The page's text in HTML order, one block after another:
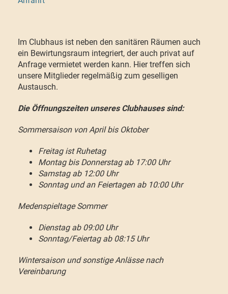
Im Clubhaus ist neben den sanitären Räumen auch
ein Bewirtungsraum integriert, der auch privat auf
Anfrage vermietet werden kann. Hier treffen sich
unsere Mitglieder regelmäßig zum geselligen
Austausch.
Die Öffnungszeiten unseres Clubhauses sind:
Sommersaison von April bis Oktober
Freitag ist Ruhetag
Montag bis Donnerstag ab 17:00 Uhr
Samstag ab 12:00 Uhr
Sonntag und an Feiertagen ab 10:00 Uhr
Medenspieltage Sommer
Dienstag ab 09:00 Uhr
Sonntag/Feiertag ab 08:15 Uhr
Wintersaison und sonstige Anlässe nach
Vereinbarung